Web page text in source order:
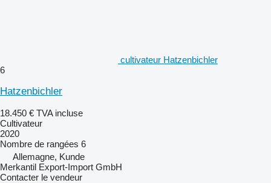
cultivateur Hatzenbichler
6
Hatzenbichler
18.450 € TVA incluse
Cultivateur
2020
Nombre de rangées 6
Allemagne, Kunde
Merkantil Export-Import GmbH
Contacter le vendeur